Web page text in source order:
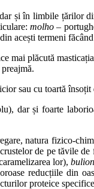
și în limbile țărilor
molho –
acești termeni
mai plăcută
sau cu toartă
dar și foarte
natura fizico-
de pe tăvile
lor),
reducțiile din
proteice